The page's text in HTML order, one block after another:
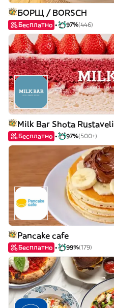
БОРЩ / BORSCH
Бесплатно 97%(446)
Milk Bar Shota Rustaveli
Бесплатно 97%(500+)
Pancake cafe
Бесплатно 99%(179)